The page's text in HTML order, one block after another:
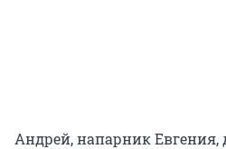
Андрей, напарник